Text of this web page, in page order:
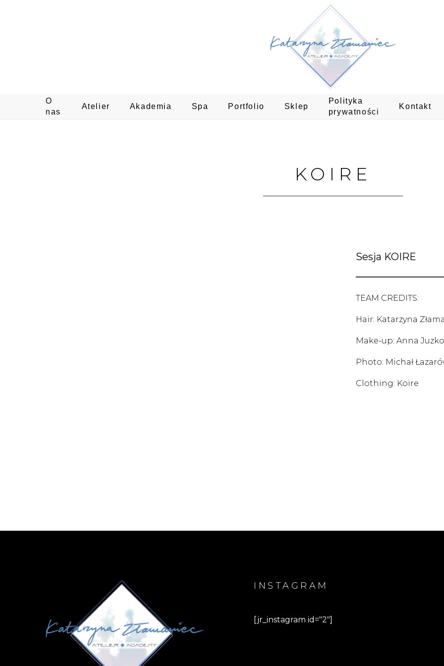
O
nas
Atelier Akademia Spa Portfolio Sklep
Polityka
prywatności
Kontakt
KOIRE
Sesja KOIRE
TEAM CREDITS:
Hair: Katarzyna
Make-up: Anna Juzko
Photo: Michał
Clothing: Koire
INSTAGRAM
[jr_instagram id="2"]